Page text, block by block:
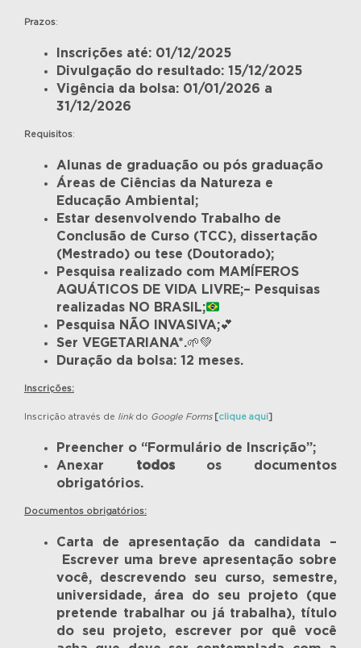
Prazos:
Inscrições até: 01/12/2025
Divulgação do resultado: 15/12/2025
Vigência da bolsa: 01/01/2026 a
31/12/2026
Requisitos:
Alunas de graduação ou pós graduação
Áreas de Ciências da Natureza e
Educação Ambiental;
Estar desenvolvendo Trabalho de
Conclusão de Curso (TCC), dissertação
(Mestrado) ou tese (Doutorado);
Pesquisa realizado com MAMÍFEROS
AQUÁTICOS DE VIDA LIVRE;– Pesquisas
realizadas NO BRASIL;
Pesquisa NÃO INVASIVA;💕
Ser VEGETARIANA*.🌱💚
Duração da bolsa: 12 meses.
Inscrições:
Inscrição através de linkdo Google Forms[clique aqui]
Preencher o “Formulário de Inscrição”;
Anexar todosos documentos
obrigatórios.
Documentos obrigatórios:
Carta de apresentação da candidata –
Escrever uma breve apresentação sobre
você, descrevendo seu curso, semestre,
universidade, área do seu projeto (que
pretende trabalhar ou já trabalha), título
do seu projeto, escrever por quê você